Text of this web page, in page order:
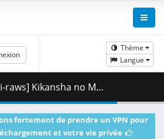
Thème
Langue
- 05 [720p][Multiple Subtitle][70BDBBFA].mkv.002 ( 351.76 MB )
fortement de prendre un VPN pour
et votre vie privée